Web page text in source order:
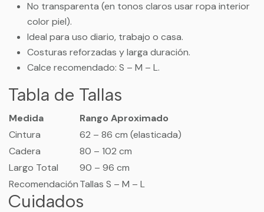
No transparenta (en tonos claros usar ropa interior
color piel).
Ideal para uso diario, trabajo o casa.
Costuras reforzadas y larga duración.
Calce recomendado: S – M – L.
Tabla de Tallas
Medida
Rango Aproximado
Cintura
62 – 86 cm (elasticada)
Cadera
80 – 102 cm
Largo Total
90 – 96 cm
RecomendaciónTallas S – M – L
Cuidados